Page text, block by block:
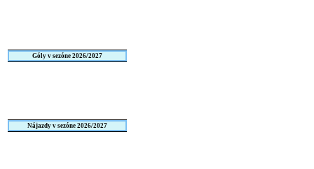
Góly v sezóne 2026/2027
Nájazdy v sezóne 2026/2027